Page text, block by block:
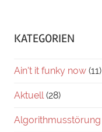
KATEGORIEN
Ain't it funky now (11)
Aktuell (28)
Algorithmusstörung